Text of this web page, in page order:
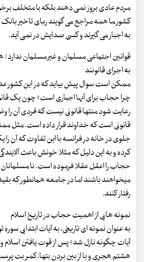
مردم عادی بروز نمی دهند بلکه با متخلف
کشور ما همه مراجع می گویند ربای تاخیر
به اجبار می گیرند و کسی صدایش در نمی آید.
قوانین اجتماعی مسلمان و غیر مسلمان
به اجرای قانونند
ممکن است سوال پیش بیاید که در این کشور
چرا حجاب برای آنها اجباری است؟ چون یک
رعایت شود منتها قانونی نیست که فردی آن را
قانونی است که خداوند قرار داده است. مثل
جلوی در خانه در فرانسه با این تفاوت که آن
کرده و به این دلیل که مثلا خونش باعث
حجاب را اعقل عقلا فرموده است. نا
میخواهند باشند اما در جامعه همانطور که
رفتار کنند.
نمونه هایی از اهمیت حجاب در تاریخ اسلام
به عنوان نمونه ای تاریخی، به آیات ابتدایی سوره
آیات چگونه نازل شد؟ پس از قوت یافتن اسلام
هشتم هجری و با از بین بردن بتها، کمر بت